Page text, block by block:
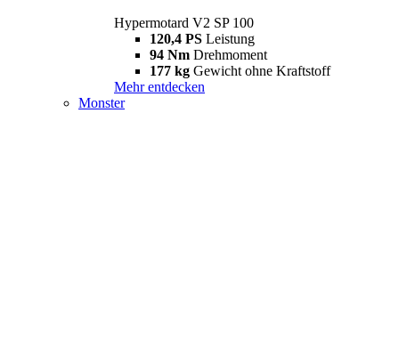
Hypermotard V2 SP 100
120,4 PS Leistung
94 Nm Drehmoment
177 kg Gewicht ohne Kraftstoff
Mehr entdecken
Monster